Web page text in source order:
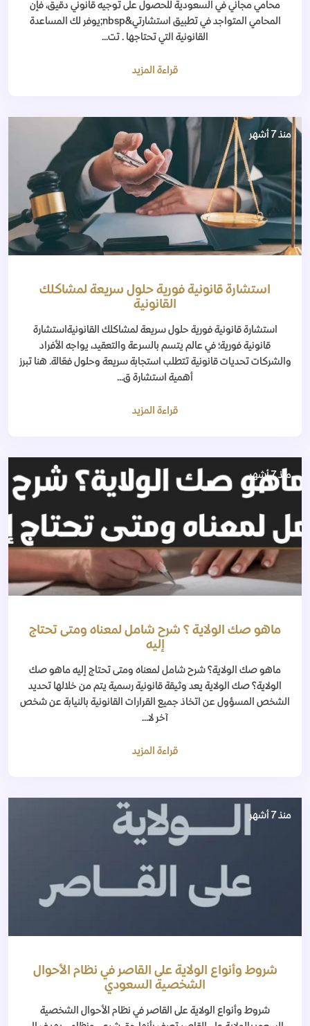
محامي مجاني في السعودية للحصول على توجيه قانوني دقيق، فإن
المحامي المتواجد في تطبيق استشارتي&nbsp;يوفر لك المساعدة
القانونية التي تحتاجها . تت...
قراءة المزيد
منذ 7 أشهر
استشارة قانونية فورية حلول سريعة لمشاكلك
القانونية
استشارة قانونية فورية حلول سريعة لمشاكلك القانونيةاستشارة
قانونية فورية؛ في عالم يتسم بالسرعة والتعقيد، يواجه الأفراد
والشركات تحديات قانونية تتطلب استجابة سريعة وحلول فعّالة. هنا تبرز
أهمية استشارة ق...
قراءة المزيد
منذ 7 أشهر
ماهو صك الولاية ؟ شرح شامل لمعناه ومتى تحتاج
إليه
ماهو صك الولاية؟ شرح شامل لمعناه ومتى تحتاج إليه ماهو صك
الولاية؟ صك الولاية يعد وثيقة قانونية رسمية يتم من خلالها تحديد
الشخص المسؤول عن اتخاذ جميع القرارات القانونية بالنيابة عن شخص
آخر لا...
قراءة المزيد
منذ 7 أشهر
‫شروط وأنواع الولاية على القاصر في نظام الأحوال
الشخصية السعودي
‫شروط وأنواع الولاية على القاصر في نظام الأحوال الشخصية